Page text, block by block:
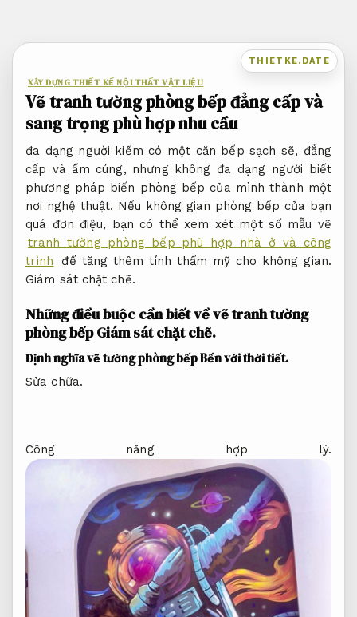
THIETKE.DATE
XÂY DỰNG THIẾT KẾ NỘI THẤT VẬT LIỆU
Vẽ tranh tường phòng bếp đẳng cấp và
sang trọng phù hợp nhu cầu
đa dạng người kiếm có một căn bếp sạch sẽ, đẳng
cấp và ấm cúng, nhưng không đa dạng người biết
phương pháp biến phòng bếp của mình thành một
nơi nghệ thuật. Nếu không gian phòng bếp của bạn
quá đơn điệu, bạn có thể xem xét một số mẫu vẽ
tranh tường phòng bếp phù hợp nhà ở và công
trình
để tăng thêm tính thẩm mỹ cho không gian.
Giám sát chặt chẽ.
Những điều buộc cần biết về vẽ tranh tường
phòng bếpGiám sát chặt chẽ.
Định nghĩa vẽ tường phòng bếpBền với thời tiết.
Sửa chữa.
Công năng hợp lý.